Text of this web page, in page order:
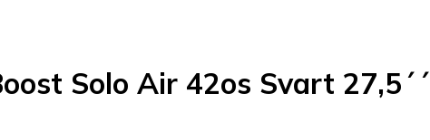
Solo Air 42os Svart 27,5´´